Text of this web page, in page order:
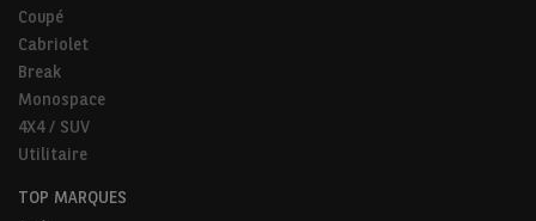
Coupé
Cabriolet
Break
Monospace
4X4 / SUV
Utilitaire
TOP MARQUES